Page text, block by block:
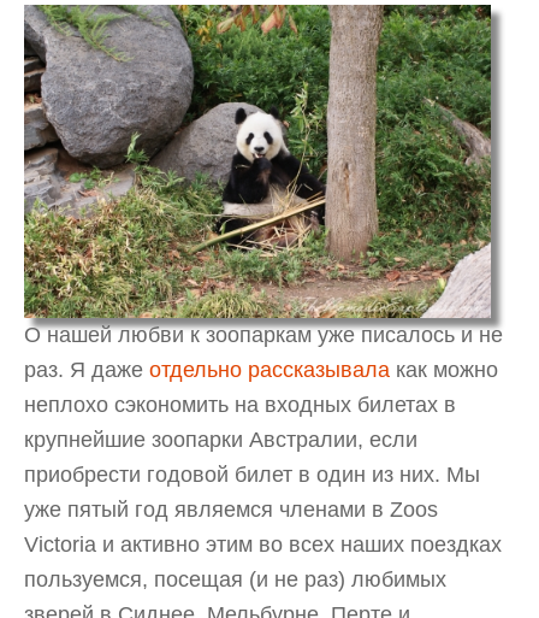
О нашей любви к зоопаркам уже писалось и не
раз. Я даже отдельно рассказывала как можно
неплохо сэкономить на входных билетах в
крупнейшие зоопарки Австралии, если
приобрести годовой билет в один из них. Мы
уже пятый год являемся членами в Zoos
Victoria и активно этим во всех наших поездках
пользуемся, посещая (и не раз) любимых